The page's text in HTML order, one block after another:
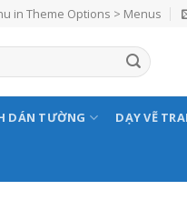
in Theme Options > Menus
DÁN TƯỜNG DẠY VẼ